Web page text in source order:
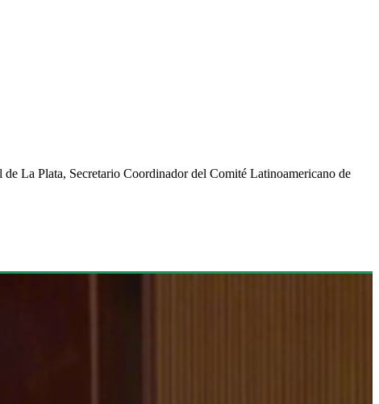
La Plata, Secretario Coordinador del Comité Latinoamericano de